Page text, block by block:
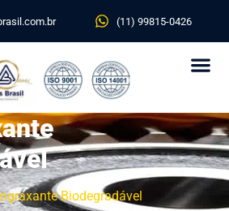
(11) 99815-0426
Biodegradável